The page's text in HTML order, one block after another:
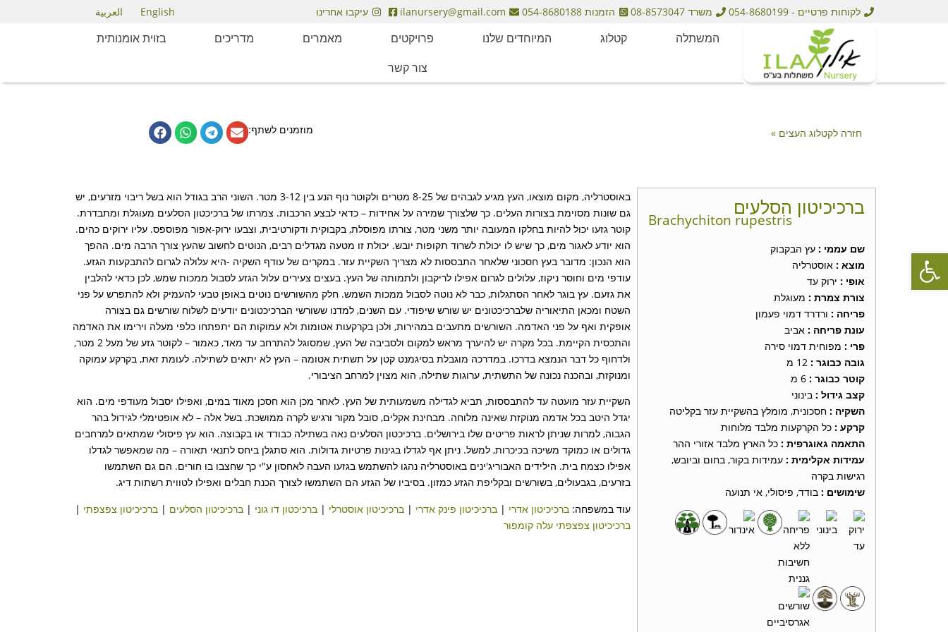
לקוחות פרטיים - 054-8680199 משרד 08-8573047 הזמנות 054-8680188 ilanursery@gmail.com עיקבו אחרינו English العربية
המשתלה קטלוג המיוחדים שלנו פרויקטים מאמרים מדריכים
בזוית אומנותית
צור קשר
חזרה לקטלוג העצים » מוזמנים לשתף:
ברכיכיטון הסלעים
Brachychiton rupestris
שם עממי : עץ הבקבוק
מוצא : אוסטרליה
אופי : ירוק עד
צורת צמרת : מעוגלת
פריחה : ורדרד דמוי פעמון
עונת פריחה : אביב
פרי : מפוחית דמוי סירה
גובה כבוגר :
קוטר כבוגר :
קצב גידול : בינוני
השקיה : חסכונית, מומלץ בהשקיית עזר בקליטה
קרקע : כל הקרקעות מלבד מלוחות
התאמה גאוגרפית : כל הארץ מלבד אזורי ההר
עמידות אקלימית : עמידות בקור, בחום וביובש,
רגישות בקרה
שימושים : בודד, פיסולי, אי תנועה
באוסטרליה, מקום מוצאו, העץ מגיע לגבהים של 8-25 מטרים ולקוטר נוף הנע בין 3-12 מטר. השוני הרב בגודל הוא בשל ריבוי מזרעים, יש
גם שונות מסוימת בצורות העלים. כך שלצורך שמירה על אחידות – כדאי לבצע הרכבות. צמרתו של ברכיכטון הסלעים מעוגלת ומתבדרת.
קוטר גזעו יכול להיות בחלקו המעובה יותר משני מטר, צורתו מפוסלת, בקבוקית ודקורטיבית, וצבעו ירוק-אפור מפוספס. עליו ירוקים כהים.
הוא יודע לאגור מים, כך שיש לו יכולת לשרוד תקופות יובש. יכולת זו מטעה מגדלים רבים, הנוטים לחשוב שהעץ צורך הרבה מים. ההפך
הוא הנכון: מדובר בעץ חסכוני שלאחר התבססות לא מצריך השקיית עזר. במקרים של עודף השקיה -היא עלולה לגרום להתבקעות הגזע.
עודפי מים וחוסר ניקוז, עלולים לגרום אפילו לריקבון ולתמותה של העץ. בעצים צעירים עלול הגזע לסבול ממכות שמש, לכן כדאי להלבין
את גזעם. עץ בוגר לאחר הסתגלות, כבר לא נוטה לסבול ממכות השמש. חלק מהשורשים נוטים באופן טבעי להעמיק ולא להתפרש על פני
השטח ומכאן התיאוריה שלברכיכטונים יש שורש שיפודי. עם השנים, למדנו ששורשי הברכיכטונים יודעים לשלוח שורשים גם בצורה
אופקית ואף על פני האדמה. השורשים מתעבים במהירות, ולכן בקרקעות אטומות ולא עמוקות הם יתפתחו כלפי מעלה וירימו את האדמה
והתכסית הקיימת. בכל מקרה יש להיערך מראש למקום ולסביבה של העץ, שמסוגל להתרחב עד מאד, כאמור – לקוטר גזע של מעל 2 מטר,
ולדחוף כל דבר הנמצא בדרכו. במדרכה מוגבלת בסיגמנט קטן על תשתית אטומה – העץ לא יתאים לשתילה. לעומת זאת, בקרקע עמוקה
ומנוקזת, ובהכנה נכונה של התשתית, ערוגות שתילה, הוא מצוין למרחב הציבורי.
השקיית עזר מועטה עד להתבססות, תביא לגדילה משמעותית של העץ. לאחר מכן הוא חסכן מאוד במים, ואפילו יסבול מעודפי מים. הוא
יגדל היטב בכל אדמה מנוקזת שאינה מלוחה. מבחינת אקלים, סובל מקור ורגיש לקרה ממושכת. בשל אלה – לא אופטימלי לגידול בהר
הגבוה, למרות שניתן לראות פריטים שלו בירושלים. ברכיכטון הסלעים נאה בשתילה כבודד או בקבוצה. הוא עץ פיסולי שמתאים למרחבים
גדולים או כמוקד משיכה בכיכרות, למשל. ניתן אף לגדלו בגינות פרטיות גדולות. הוא סתגלן ביחס לתנאי תאורה – מה שמאפשר לגדלו
אפילו כצמח בית. הילידים האבוריג'ינים באוסטרליה נהגו להשתמש בגזעו העבה לאחסון ע"י כך שחצבו בו חורים. הם גם השתמשו
בזרעים, בגבעולים, בשורשים ובקליפת הגזע כמזון. בסיביו של הגזע הם השתמשו לצורך הכנת חבלים ואפילו לטווית רשתות דיג.
עוד במשפחה:ברכיכיטון אדרי |ברכיכיטון פינק אדרי |ברכיכיטון אוסטרלי |ברכיכטון דו גוני |ברכיכיטון הסלעים |ברכיכיטון צפצפתי |
ברכיכיטון צפצפתי עלה קומפור
פתח סרגל נגישות